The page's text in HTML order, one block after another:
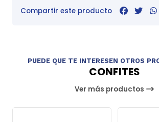
Compartir este producto
PUEDE QUE TE INTERESEN OTROS
CONFITES
Ver más productos